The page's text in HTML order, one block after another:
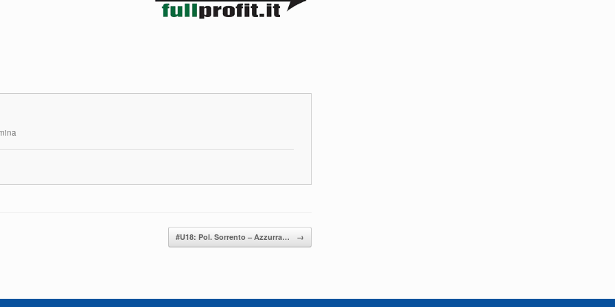
#U18: Pol. Sorrento – Azzurra… →